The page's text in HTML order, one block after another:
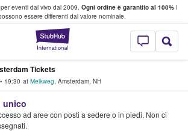
eventi dal vivo dal 2009. Ogni ordine è garantito al 100%I
essere differenti dal valore nominale.
StubHub - Dove
e vendono biglietti
Tickets
• 19:30 at Melkweg, Amsterdam, NH
unico
ad aree con posti a sedere o in piedi. Non ci